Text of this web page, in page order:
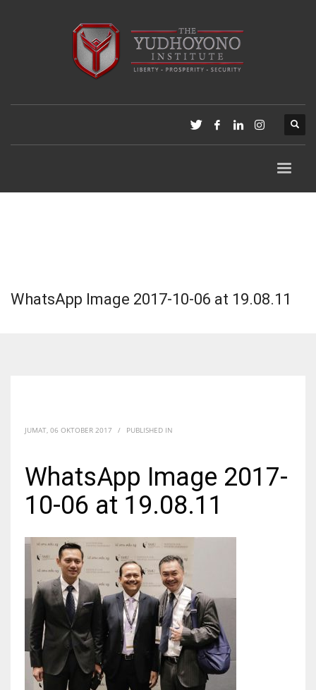
WhatsApp Image 2017-10-06 at 19.08.11
JUMAT, 06 OKTOBER 2017 / PUBLISHED IN
WhatsApp Image 2017-
10-06 at 19.08.11